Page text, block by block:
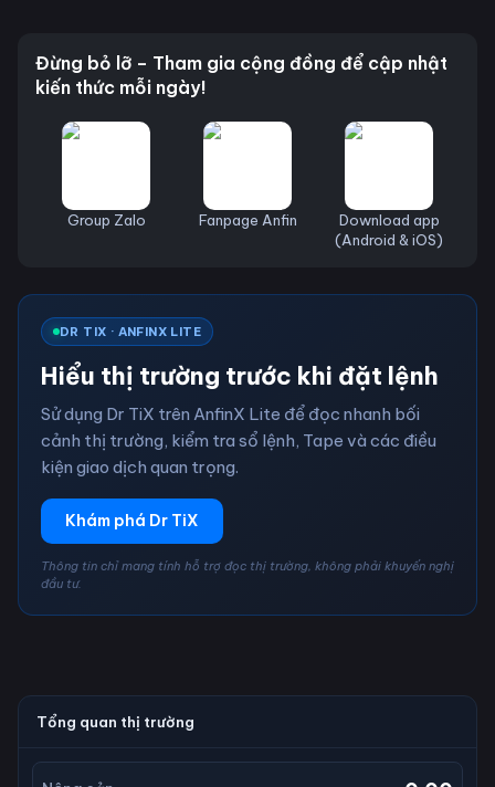
Đừng bỏ lỡ – Tham gia cộng đồng để cập nhật
kiến thức mỗi ngày!
Group Zalo Fanpage Anfin
Download app
(Android & iOS)
DR TIX · ANFINX LITE
Hiểu thị trường trước khi đặt lệnh
Sử dụng Dr TiX trên AnfinX Lite để đọc nhanh bối
cảnh thị trường, kiểm tra sổ lệnh, Tape và các điều
kiện giao dịch quan trọng.
Khám phá Dr TiX
Thông tin chỉ mang tính hỗ trợ đọc thị trường, không phải khuyến nghị
đầu tư.
Tổng quan thị trường